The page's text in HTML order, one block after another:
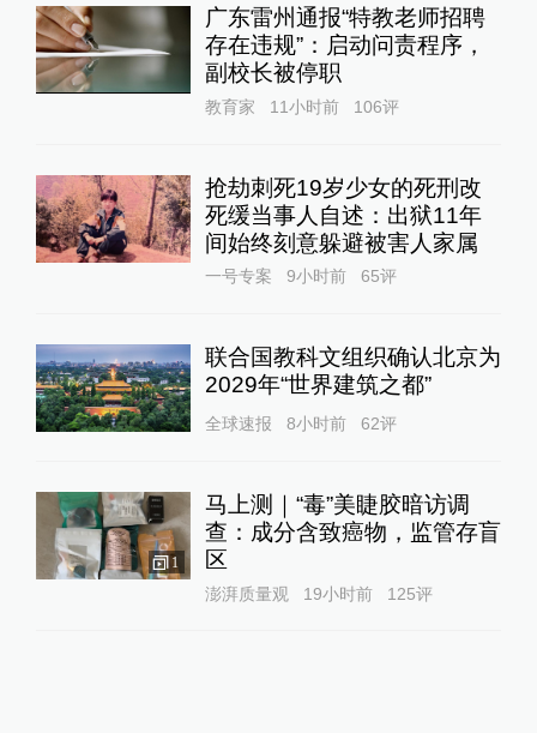
广东雷州通报“特教老师招聘
存在违规”：启动问责程序，
副校长被停职
教育家 11小时前 106评
抢劫刺死19岁少女的死刑改
死缓当事人自述：出狱11年
间始终刻意躲避被害人家属
一号专案 9小时前 65评
联合国教科文组织确认北京为
2029年“世界建筑之都”
全球速报 8小时前 62评
1
马上测｜“毒”美睫胶暗访调
查：成分含致癌物，监管存盲
区
澎湃质量观 19小时前 125评